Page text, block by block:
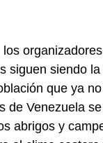
siguen siendo
que ya
de Venezuela
abrigos y